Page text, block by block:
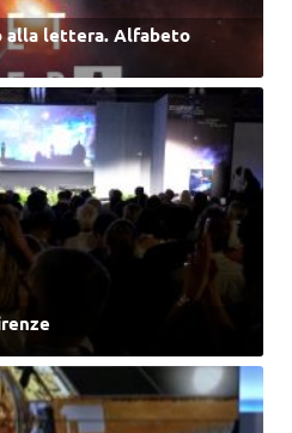
alla lettera. Alfabeto